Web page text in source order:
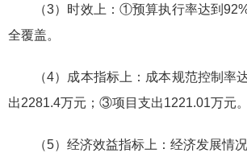
（3）时效上：①预算执行率达到
全覆盖。
（4）成本指标上：成本规范控制率
出2281.4万元；③项目支出1221.01万元。
（5）经济效益指标上：经济发展情